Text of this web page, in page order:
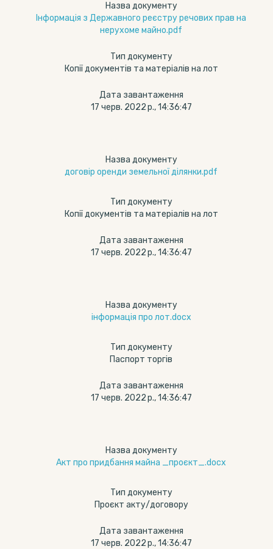
Назва документу
Інформація з Державного реєстру речових прав на
нерухоме майно.pdf
Тип документу
Копії документів та матеріалів на лот
Дата завантаження
17 черв. 2022 р., 14:36:47
Назва документу
договір оренди земельної ділянки.pdf
Тип документу
Копії документів та матеріалів на лот
Дата завантаження
17 черв. 2022 р., 14:36:47
Назва документу
інформація про лот.docx
Тип документу
Паспорт торгів
Дата завантаження
17 черв. 2022 р., 14:36:47
Назва документу
Акт про придбання майна _проєкт_.docx
Тип документу
Проєкт акту/договору
Дата завантаження
17 черв. 2022 р., 14:36:47